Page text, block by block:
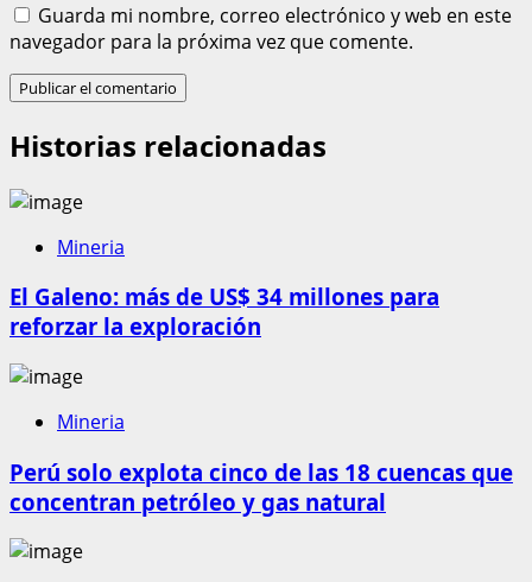
Guarda mi nombre, correo electrónico y web en este
navegador para la próxima vez que comente.
Historias relacionadas
Mineria
El Galeno: más de US$ 34 millones para
reforzar la exploración
Mineria
Perú solo explota cinco de las 18 cuencas que
concentran petróleo y gas natural